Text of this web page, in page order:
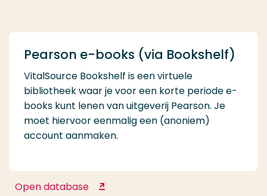
Pearson e-books (via Bookshelf)
VitalSource Bookshelf is een virtuele
bibliotheek waar je voor een korte periode e-
books kunt lenen van uitgeverij Pearson. Je
moet hiervoor eenmalig een (anoniem)
account aanmaken.
Open database Pearson e-books (via Bookshelf)